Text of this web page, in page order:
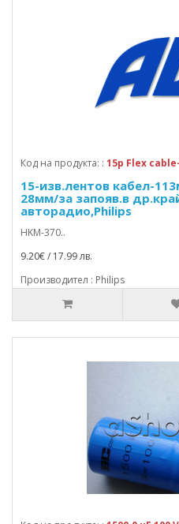
Код на продукта: : 15p Flex
15-изв.лентов кабел-
28мм/за запояв.в
авторадио,Philips
HKM-370..
9.20€ / 17.99 лв.
Производител : Philips